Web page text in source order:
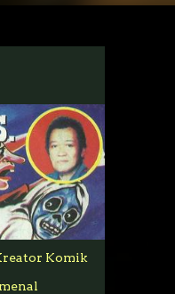
Komik